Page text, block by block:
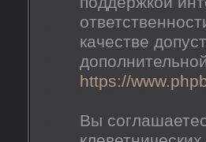
качестве
https://
Вы